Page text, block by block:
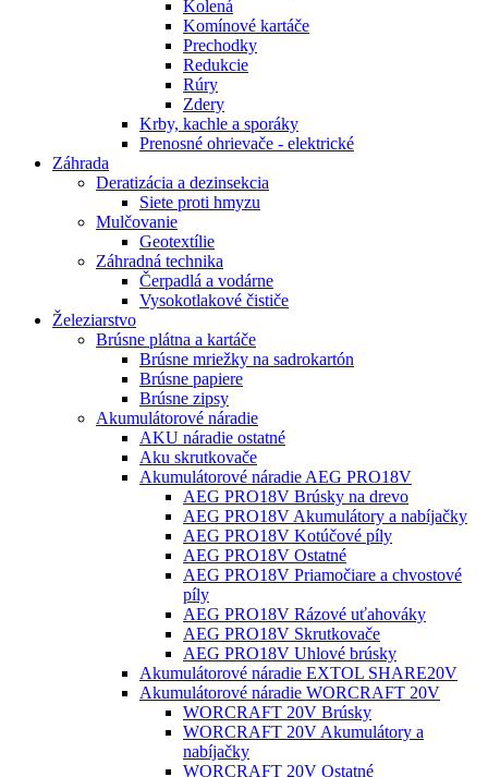
Kolená
Komínové kartáče
Prechodky
Redukcie
Rúry
Zdery
Krby, kachle a sporáky
Prenosné ohrievače - elektrické
Záhrada
Deratizácia a dezinsekcia
Siete proti hmyzu
Mulčovanie
Geotextílie
Záhradná technika
Čerpadlá a vodárne
Vysokotlakové čističe
Železiarstvo
Brúsne plátna a kartáče
Brúsne mriežky na sadrokartón
Brúsne papiere
Brúsne zipsy
Akumulátorové náradie
AKU náradie ostatné
Aku skrutkovače
Akumulátorové náradie AEG PRO18V
AEG PRO18V Brúsky na drevo
AEG PRO18V Akumulátory a nabíjačky
AEG PRO18V Kotúčové píly
AEG PRO18V Ostatné
AEG PRO18V Priamočiare a chvostové
píly
AEG PRO18V Rázové uťahováky
AEG PRO18V Skrutkovače
AEG PRO18V Uhlové brúsky
Akumulátorové náradie EXTOL SHARE20V
Akumulátorové náradie WORCRAFT 20V
WORCRAFT 20V Brúsky
WORCRAFT 20V Akumulátory a
nabíjačky
WORCRAFT 20V Ostatné